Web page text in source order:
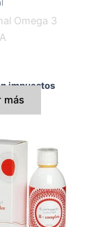
Omega 3
impuestos
más